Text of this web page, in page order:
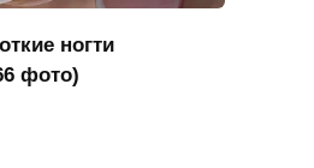
ногти
фото)